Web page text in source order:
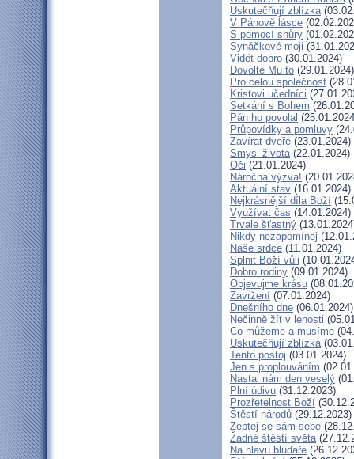
Uskutečňují zblízka
V Pánově lásce
S pomocí shůry
Synáčkové moji
Vidět dobro (30.01.2024)
Dovolte Mu to (29.01.2024)
Pro celou společnost
Kristovi učedníci
Setkání s Bohem
Pán ho povolal
Průpovídky a pomluvy
Zavírat dveře (23.01.2024)
Smysl života(22.01.2024)
Oči (21.01.2024)
Náročná výzva!
Aktuální stav (16.01.2024)
Nejkrásnější díla Boží
Využívat čas (14.01.2024)
Trvale šťastný
Nikdy nezapomínej
Naše srdce (11.01.2024)
Splnit Boží vůli
Dobro rodiny (09.01.2024)
Objevujme krásu
Zavržení (07.01.2024)
Dnešního dne (06.01.2024)
Nečinně žít v lenosti
Co můžeme a musíme
Uskutečňují zblízka
Tento postoj (03.01.2024)
Jen s proplouváním
Nastal nám den veselý
Plní údivu (31.12.2023)
Prozřetelnost Boží
Štěstí národů (29.12.2023)
Zeptej se sám sebe
Žádné štěstí světa
Na hlavu bludaře